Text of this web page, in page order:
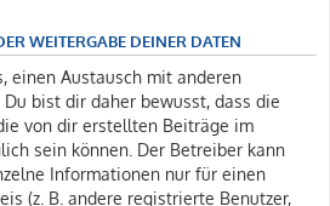
WEITERGABE DEINER DATEN
einen Austausch mit anderen
bist dir daher bewusst, dass die
von dir erstellten Beiträge im
sein können. Der Betreiber kann
Informationen nur für einen
(z. B. andere registrierte Benutzer,